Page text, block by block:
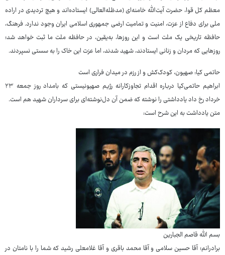
معظم کل قوا، حضرت آیت‌الله خامنه‌ای (مدظله‌العالی) ایستاده‌اند و هیچ تردیدی در اراده
ملی برای دفاع از عزت، امنیت و تمامیت ارضی جمهوری اسلامی ایران وجود ندارد. فرهنگ،
حافظه تاریخی یک ملت است و این روزها، به‌یقین، در حافظه ملت ما ثبت خواهد شد؛
روزهایی که مردان و زنانی ایستادند، شهید شدند، اما عزت این خاک را به سستی نسپردند.
حاتمی‏ کیا: صهیون، کودک‌کش و از رزم در میدان فراری است
ابراهیم حاتمی‌کیا درباره اقدام تجاوزکارانه رژیم صهیونیستی که بامداد روز جمعه ۲۳
خرداد رخ داد یادداشتی را نوشته که ضمن آن دل‌نوشته‌ای برای سرداران شهید هم است.
متن یادداشت به این شرح است:
بسم الله قاصم الجبارین
برادرانم؛ آقا حسین سلامی و آقا محمد باقری و آقا غلامعلی رشید که شما را با نامتان در